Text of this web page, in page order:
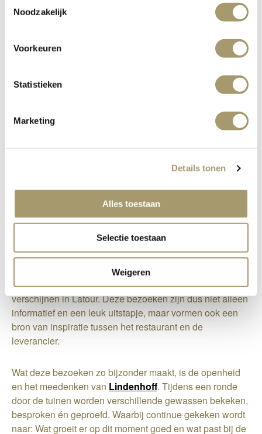
Noodzakelijk
Voorkeuren
Statistieken
Marketing
Details tonen
Alles toestaan
Selectie toestaan
Weigeren
Lindenhoff is al jarenlang een waardevolle pijler onder de
visie van het restaurant: koken met pure, authentieke
producten van het seizoen. De leverancier-klantrelatie is
in de loop der jaren uitgegroeid tot een hechte
en duurzaamheid centraal staan.
Van het land, naar het
Chef Kenny Friederichs brengt meerdere keren per jaar
een bezoek aan Lindenhoff in Baambrugge. Ook
restaurantmanager Stan Kerckhoffs gaat wel eens mee in
deze bezoeken, om op de hoogte te blijven met de bron
van vele ingrediënten die dagelijks op het bord
verschijnen in Latour. Deze bezoeken zijn dus niet alleen
informatief en een leuk uitstapje, maar vormen ook een
bron van inspiratie tussen het restaurant en de
leverancier.
Wat deze bezoeken zo bijzonder maakt, is de openheid
en het meedenken van Lindenhoff. Tijdens een ronde
door de tuinen worden verschillende gewassen bekeken,
besproken én geproefd. Waarbij continue gekeken wordt
naar: Wat groeit er op dit moment goed en wat past bij de